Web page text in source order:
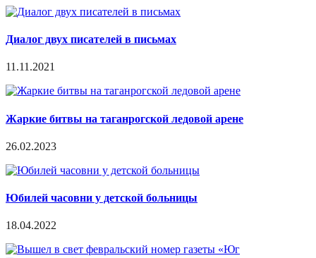
Диалог двух писателей в письмах
11.11.2021
Жаркие битвы на таганрогской ледовой арене
26.02.2023
Юбилей часовни у детской больницы
18.04.2022